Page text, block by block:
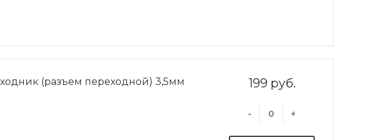
199 руб.
- +
(разъем переходной) 3,5мм